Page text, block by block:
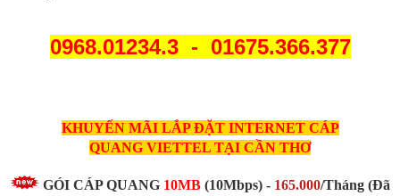
0968.01234.3 - 01675.366.377
KHUYẾN MÃI LẮP ĐẶT INTERNET CÁP
QUANG VIETTEL TẠI CẦN THƠ
GÓI CÁP QUANG 10MB (10Mbps) - 165.000/Tháng (Đã